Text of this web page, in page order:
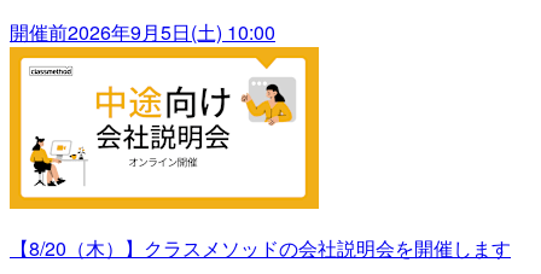
開催前2026年9月5日(土) 10:00
【8/20（木）】クラスメソッドの会社説明会を開催します